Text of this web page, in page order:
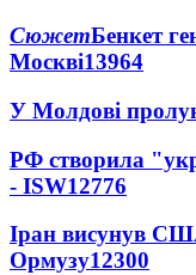
СюжетБенкет
Москві13964
У Молдові
РФ створила
- ISW12776
Іран висунув
Ормузу12300